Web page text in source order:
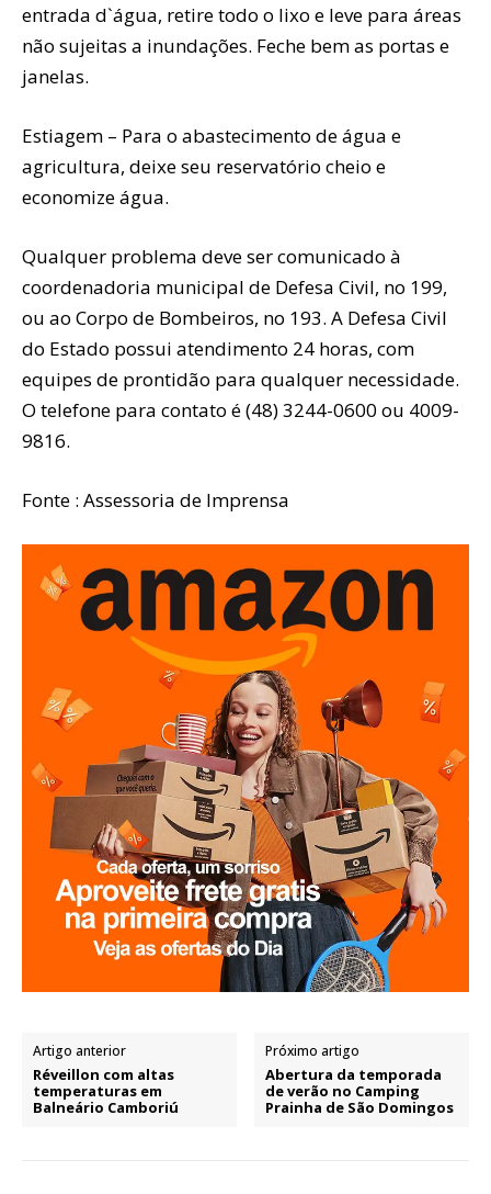
entrada d`água, retire todo o lixo e leve para áreas
não sujeitas a inundações. Feche bem as portas e
janelas.
Estiagem – Para o abastecimento de água e
agricultura, deixe seu reservatório cheio e
economize água.
Qualquer problema deve ser comunicado à
coordenadoria municipal de Defesa Civil, no 199,
ou ao Corpo de Bombeiros, no 193. A Defesa Civil
do Estado possui atendimento 24 horas, com
equipes de prontidão para qualquer necessidade.
O telefone para contato é (48) 3244-0600 ou 4009-
9816.
Fonte : Assessoria de Imprensa
Artigo anterior
Réveillon com altas
temperaturas em
Balneário Camboriú
Próximo artigo
Abertura da temporada
de verão no Camping
Prainha de São Domingos